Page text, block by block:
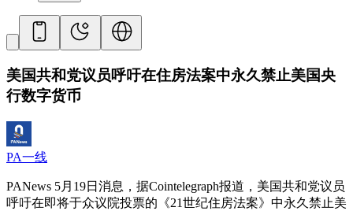
美国共和党议员呼吁在住房法案中永久禁止美国央
行数字货币
PA一线
PANews 5月19日消息，据Cointelegraph报道，美国共和党议员
呼吁在即将于众议院投票的《21世纪住房法案》中永久禁止美